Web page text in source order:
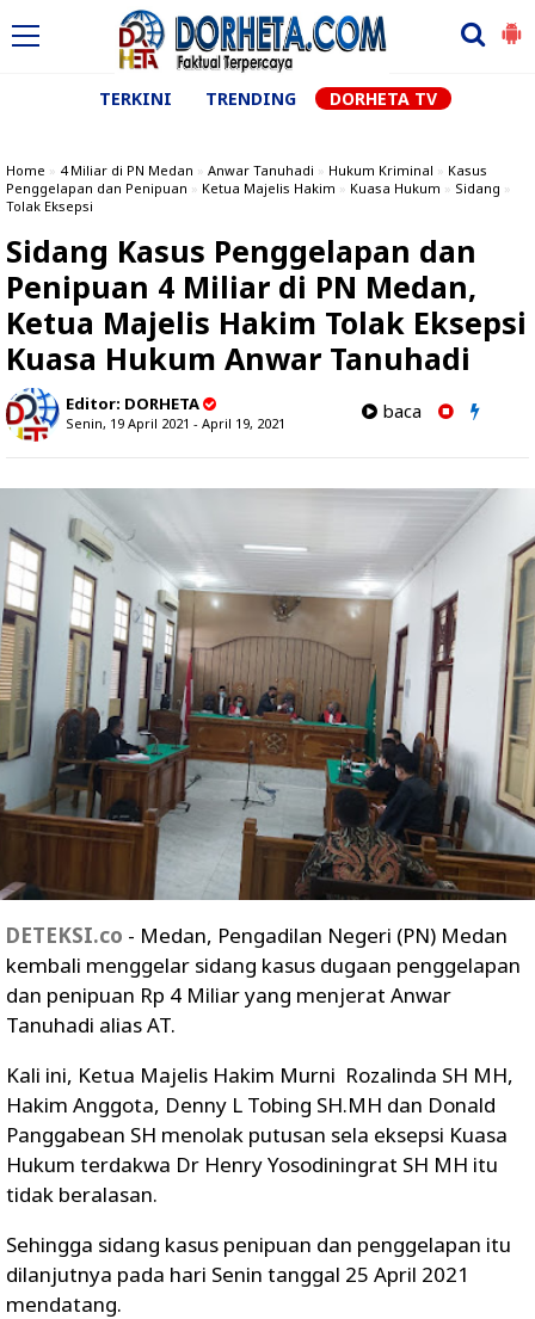
TERKINI TRENDING DORHETA TV
Home » 4 Miliar di PN Medan » Anwar Tanuhadi » Hukum Kriminal » Kasus
Penggelapan dan Penipuan » Ketua Majelis Hakim » Kuasa Hukum » Sidang »
Tolak Eksepsi
Sidang Kasus Penggelapan dan
Penipuan 4 Miliar di PN Medan,
Ketua Majelis Hakim Tolak Eksepsi
Kuasa Hukum Anwar Tanuhadi
Editor: DORHETA
Senin, 19 April 2021 - April 19, 2021
baca
DETEKSI.co - Medan, Pengadilan Negeri (PN) Medan
kembali menggelar sidang kasus dugaan penggelapan
dan penipuan Rp 4 Miliar yang menjerat Anwar
Tanuhadi alias AT.
Kali ini, Ketua Majelis Hakim Murni Rozalinda SH MH,
Hakim Anggota, Denny L Tobing SH.MH dan Donald
Panggabean SH menolak putusan sela eksepsi Kuasa
Hukum terdakwa Dr Henry Yosodiningrat SH MH itu
tidak beralasan.
Sehingga sidang kasus penipuan dan penggelapan itu
dilanjutnya pada hari Senin tanggal 25 April 2021
mendatang.